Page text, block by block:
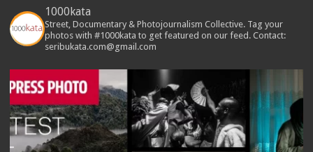
1000kata
Street, Documentary & Photojournalism Collective. Tag your
photos with #1000kata to get featured on our feed. Contact:
seribukata.com@gmail.com